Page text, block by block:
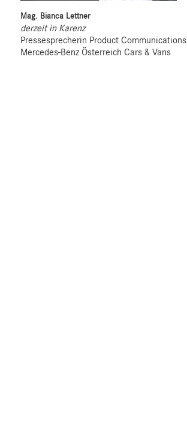
Mag. Bianca Lettner
derzeit in Karenz
Pressesprecherin Product Communications
Mercedes-Benz Österreich Cars & Vans